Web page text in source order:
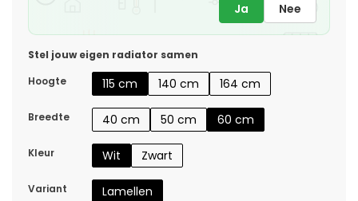
Ja Nee
Stel jouw eigen radiator samen
Hoogte
115 cm 140 cm 164 cm
Breedte 40 cm 50 cm 60 cm
Kleur Wit Zwart
Variant Lamellen